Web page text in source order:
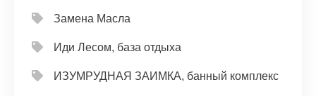
Замена Масла
Иди Лесом, база отдыха
ИЗУМРУДНАЯ ЗАИМКА, банный комплекс